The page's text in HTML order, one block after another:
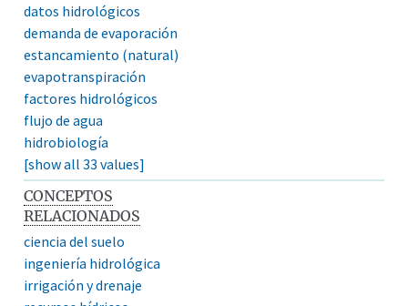
datos hidrológicos
demanda de evaporación
estancamiento (natural)
evapotranspiración
factores hidrológicos
flujo de agua
hidrobiología
[show all 33 values]
CONCEPTOS
RELACIONADOS
ciencia del suelo
ingeniería hidrológica
irrigación y drenaje